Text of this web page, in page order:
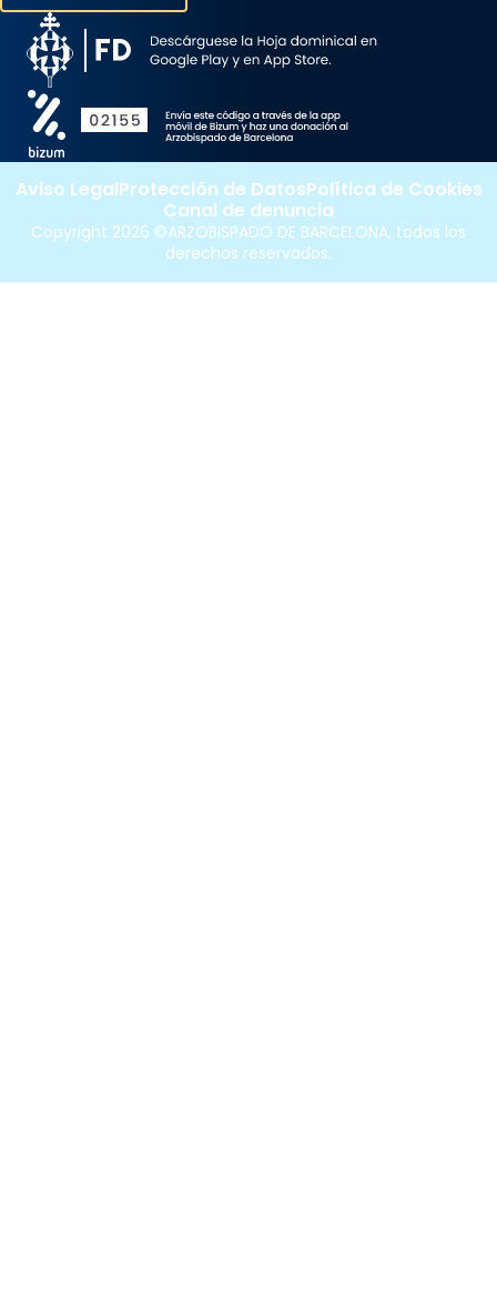
Copyright 2026 ©ARZOBISPADO DE BARCELONA, todos los
derechos reservados.
Aviso LegalProtección de DatosPolítica de Cookies
Canal de denuncia